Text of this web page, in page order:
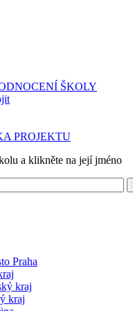
ŠKOLY
PROJEKTU
a klikněte na její jméno
Praha
kraj
kraj